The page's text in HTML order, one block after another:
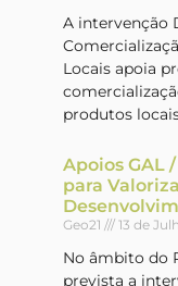
A intervenção
Locais apoia
produtos
Apoios GAL
para
Geo21 13 de
No âmbito do
prevista a